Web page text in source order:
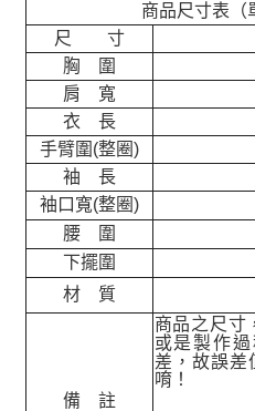
商品尺寸表（
尺 寸
胸 圍
肩 寬
衣 長
手臂圍(整圈)
袖 長
袖口寬(整圈)
腰 圍
下擺圍
材 質
備 註
商品之尺寸
或是製作
差，故誤差
唷！